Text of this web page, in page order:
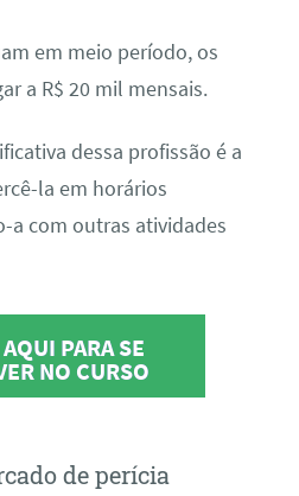
em meio período, os
a R$ 20 mil mensais.
dessa profissão é a
la em horários
a com outras atividades
PARA SE
NO CURSO
de perícia